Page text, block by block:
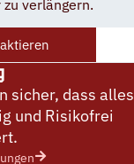
verlängern.
sicher, dass alles
und Risikofrei